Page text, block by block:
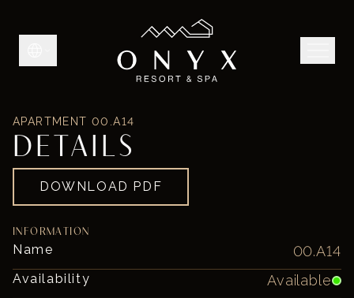
APARTMENT 00.A14
DETAILS
DOWNLOAD PDF
INFORMATION
Name 00.A14
Availability Available